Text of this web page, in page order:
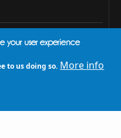
your user experience
to us doing so. More info